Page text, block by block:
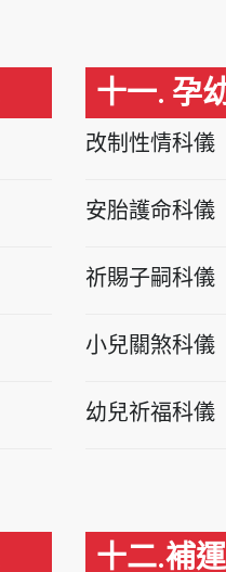
十一. 孕
改制性情科儀
安胎護命科儀
祈賜子嗣科儀
小兒關煞科儀
幼兒祈福科儀
十二.補